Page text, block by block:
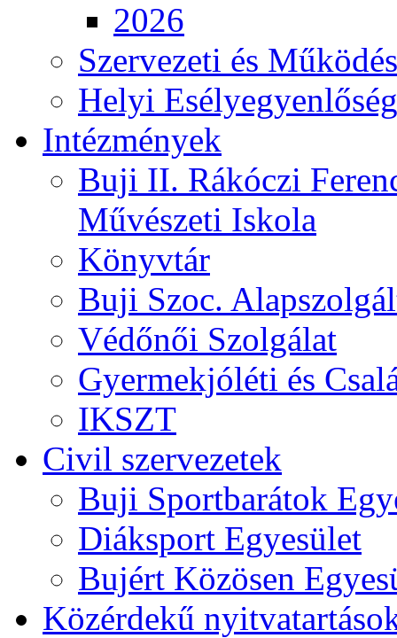
2026
Szervezeti és
Helyi
Intézmények
Buji II. Rákóczi
Művészeti Iskola
Könyvtár
Buji Szoc.
Védőnői Szolgálat
Gyermekjóléti és
IKSZT
Civil szervezetek
Buji Sportbarátok
Diáksport Egyesület
Bujért Közösen
Közérdekű